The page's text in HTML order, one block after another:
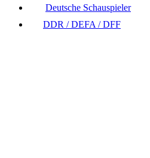
Deutsche Schauspieler
DDR / DEFA / DFF